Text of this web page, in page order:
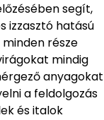
segít,
izzasztó hatású
része
mindig
anyagokat
a feldolgozás
és italok